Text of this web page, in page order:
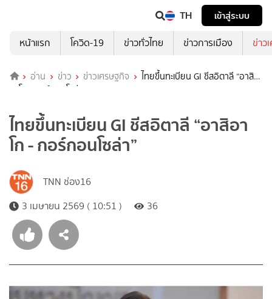
TH
เข้าสู่ระบบ
หน้าแรก
โควิด-19 ข่าวทั่วไทย ข่าวการเมือง ข่าว
อ่าน ข่าว ข่าวเศรษฐกิจ
ไทยขึ้นทะเบียน GI ชีสอิตาลี “อาสิ
อาโก - กอร์กอนโซล่า”
ไทยขึ้นทะเบียน GI ชีสอิตาลี “อาสิอา
โก - กอร์กอนโซล่า”
TNN ช่อง16
3 เมษายน 2569 ( 10:51 )
36